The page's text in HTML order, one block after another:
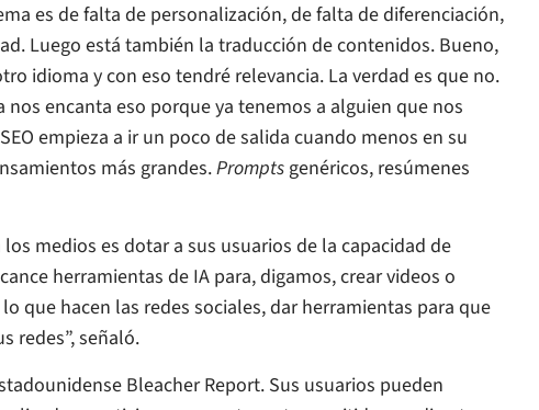
es de falta de personalización, de falta de diferenciación,
Luego está también la traducción de contenidos. Bueno,
idioma y con eso tendré relevancia. La verdad es que no.
nos encanta eso porque ya tenemos a alguien que nos
empieza a ir un poco de salida cuando menos en su
más grandes.Promptsgenéricos, resúmenes
medios es dotar a sus usuarios de la capacidad de
herramientas de IA para, digamos, crear videos o
que hacen las redes sociales, dar herramientas para que
redes”, señaló.
Bleacher Report. Sus usuarios pueden